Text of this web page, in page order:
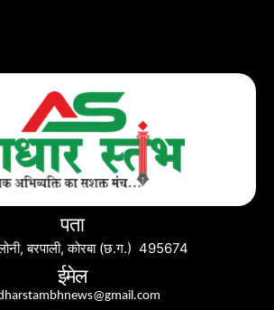
पता
बरपाली, कोरबा (छ.ग.) 495674
ईमेल